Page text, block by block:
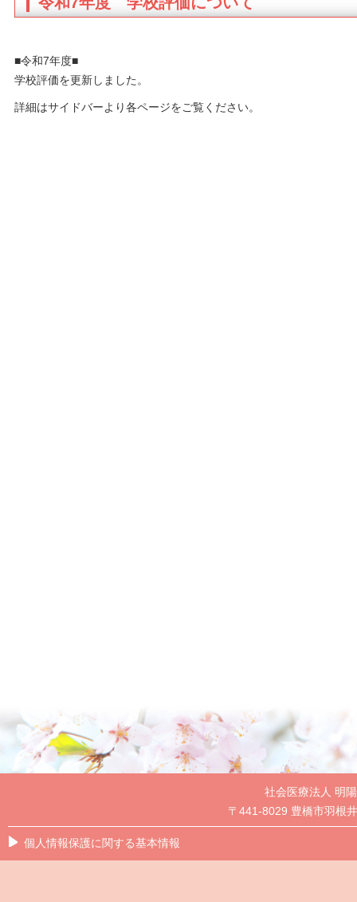
■令和7年度■
学校評価を更新しました。
詳細はサイドバーより各ページをご覧ください。
社会医療法人 明
〒441-8029 豊橋市羽根
個人情報保護に関する基本情報